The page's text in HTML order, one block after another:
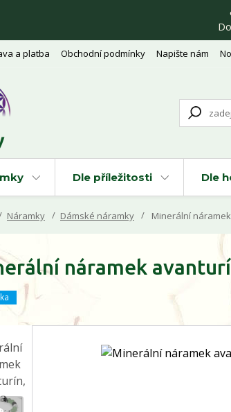
a platba Obchodní podmínky Napište nám
Dle příležitosti Dle
Náramky Dámské náramky Minerální
náramek